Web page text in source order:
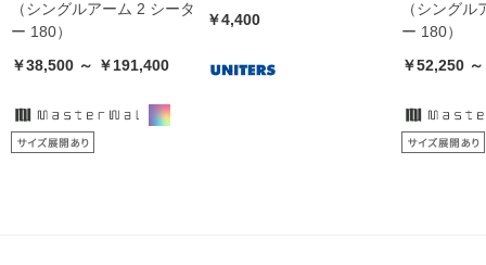
（シングルアーム 2 シータ
ー 180）
￥38,500 ～ ￥191,400
￥4,400
（シング
ー 180）
￥52,250